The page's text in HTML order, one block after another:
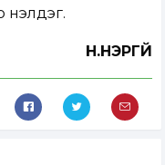
Н.НЭРГҮЙ